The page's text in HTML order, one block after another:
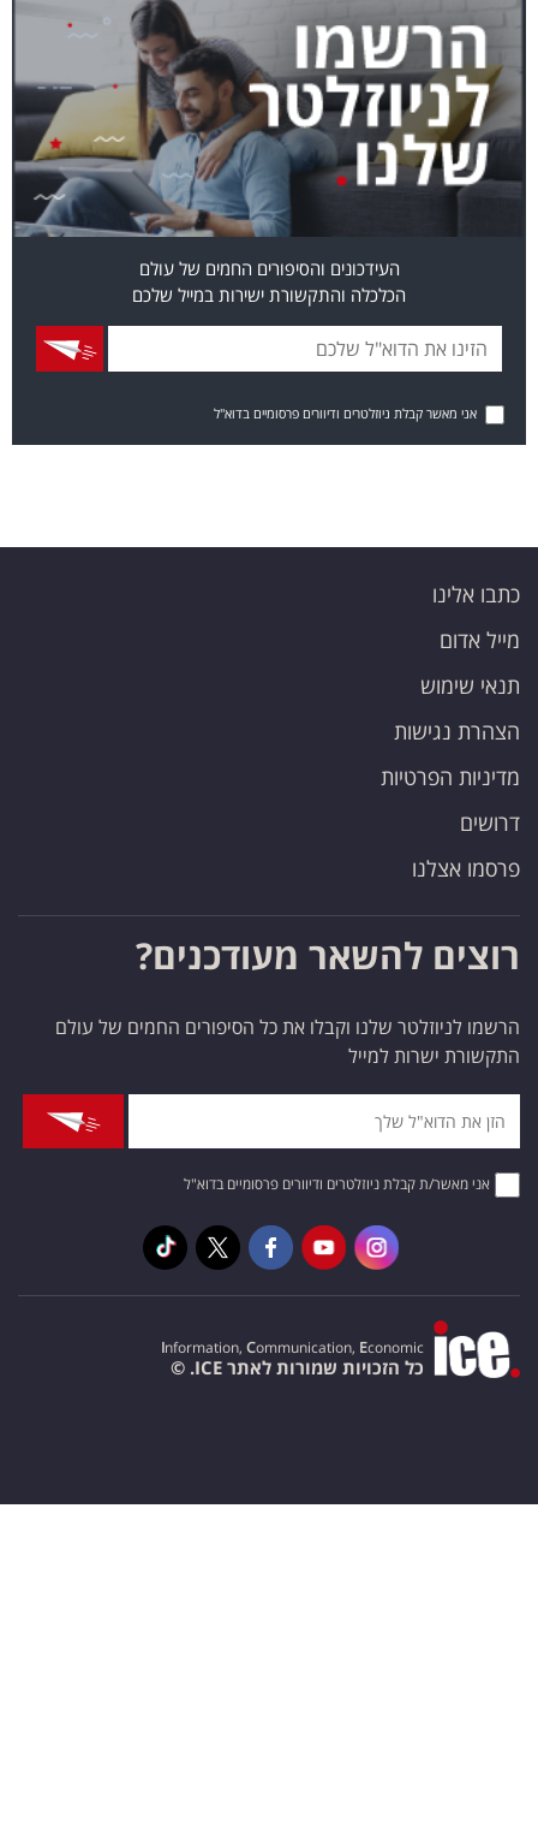
העידכונים והסיפורים החמים של עולם
הכלכלה והתקשורת ישירות במייל שלכם
אני מאשר קבלת ניוזלטרים ודיוורים פרסומיים בדוא"ל
כתבו אלינו
מייל אדום
תנאי שימוש
הצהרת נגישות
מדיניות הפרטיות
דרושים
פרסמו אצלנו
רוצים להשאר מעודכנים?
הרשמו לניוזלטר שלנו וקבלו את כל הסיפורים החמים של עולם
התקשורת ישרות למייל
אני מאשר/ת קבלת ניוזלטרים ודיוורים פרסומיים בדוא"ל
Information, Communication, Economic
כל הזכויות שמורות לאתר ICE. ©